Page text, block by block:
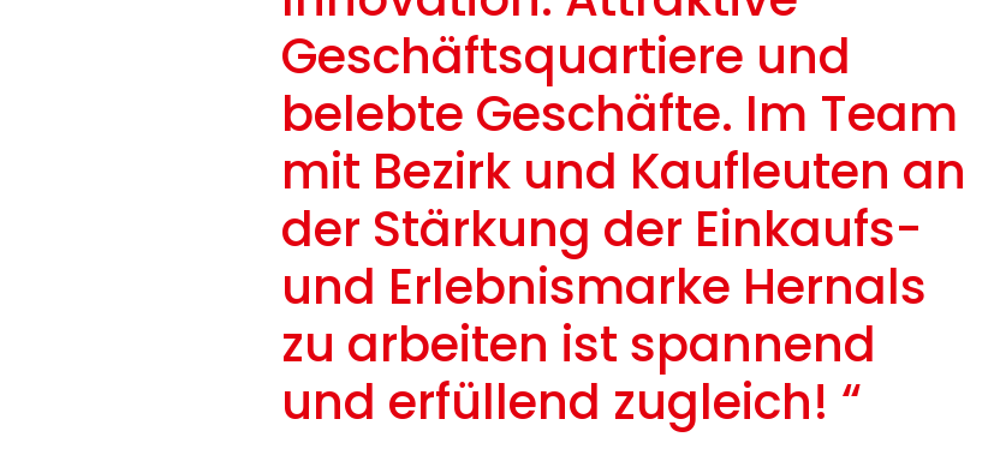
Geschäftsquartiere und
belebte Geschäfte. Im Team
mit Bezirk und Kaufleuten an
der Stärkung der Einkaufs-
und Erlebnismarke Hernals
zu arbeiten ist spannend
und erfüllend zugleich! “